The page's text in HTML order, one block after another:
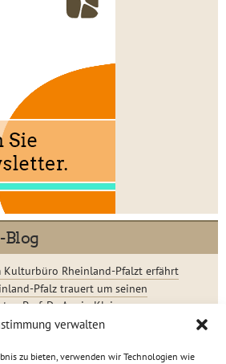
verwalten
zu bieten, verwenden wir Technologien wie
Kulturbüro Rheinland-Pfalzt erfährt
Pfalz trauert um seinen
Prof. Dr. Armin Klein
2023 im Rückblick